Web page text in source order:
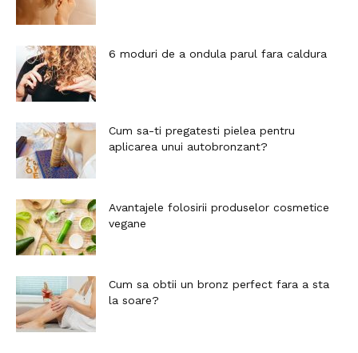
6 moduri de a ondula parul fara caldura
Cum sa-ti pregatesti pielea pentru
aplicarea unui autobronzant?
Avantajele folosirii produselor cosmetice
vegane
Cum sa obtii un bronz perfect fara a sta
la soare?